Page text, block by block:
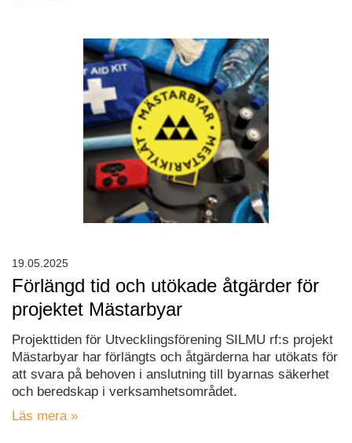
Förlängd tid och utökade åtgärder för
projektet Mästarbyar
Projekttiden för Utvecklingsförening SILMU rf:s projekt
Mästarbyar har förlängts och åtgärderna har utökats för
att svara på behoven i anslutning till byarnas säkerhet
och beredskap i verksamhetsområdet.
Läs mera »
19.05.2025